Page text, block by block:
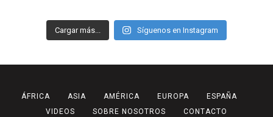
Cargar más... Síguenos en Instagram
ÁFRICA ASIA AMÉRICA EUROPA
ESPAÑA
VIDEOS
SOBRE NOSOTROS CONTACTO